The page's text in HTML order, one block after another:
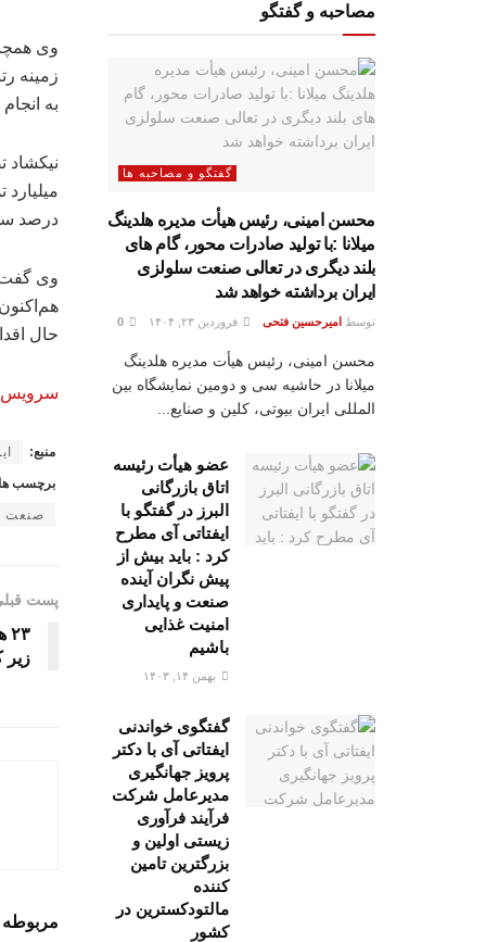
وی
زمینه
به
درصد
حال
سرویس
منبع:
برچسب
صنعت
پست
مربوطه
مصاحبه و گفتگو
گفتگو و مصاحبه ها
محسن امینی، رئیس هیأت مدیره هلدینگ
میلانا :با تولید صادرات محور، گام های
بلند دیگری در تعالی صنعت سلولزی
ایران برداشته خواهد شد
توسط امیرحسین فتحی فروردین ۲۳, ۱۴۰۴
محسن امینی، رئیس هیأت مدیره هلدینگ
میلانا در حاشیه سی و دومین نمایشگاه بین
المللی ایران بیوتی، کلین و صنایع...
عضو هیأت رئیسه
اتاق بازرگانی
البرز در گفتگو با
ایفتاتی آی مطرح
کرد : باید بیش از
پیش نگران آینده
صنعت و پایداری
امنیت غذایی
باشیم
بهمن ۱۴, ۱۴۰۳
گفتگوی خواندنی
ایفتاتی آی با دکتر
پرویز جهانگیری
مدیرعامل شرکت
فرآیند فرآوری
زیستی اولین و
بزرگترین تامین
کننده
مالتودکسترین در
کشور